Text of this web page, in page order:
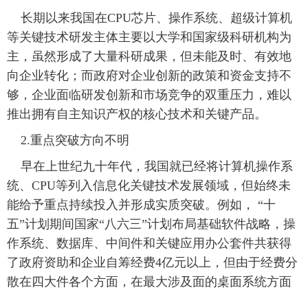
长期以来我国在CPU芯片、操作系统、超级计算机
等关键技术研发主体主要以大学和国家级科研机构为
主，虽然形成了大量科研成果，但未能及时、有效地
向企业转化；而政府对企业创新的政策和资金支持不
够，企业面临研发创新和市场竞争的双重压力，难以
推出拥有自主知识产权的核心技术和关键产品。
2.重点突破方向不明
早在上世纪九十年代，我国就已经将计算机操作系
统、CPU等列入信息化关键技术发展领域，但始终未
能给予重点持续投入并形成实质突破。例如， “十
五”计划期间国家“八六三”计划布局基础软件战略，操
作系统、数据库、中间件和关键应用办公套件共获得
了政府资助和企业自筹经费4亿元以上，但由于经费分
散在四大件各个方面，在最大涉及面的桌面系统方面